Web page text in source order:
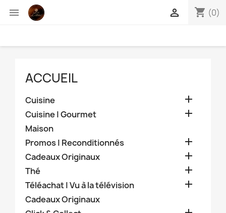
 shopping_cart (0)

ACCUEIL
Cuisine 
Cuisine | Gourmet 
Maison
Promos | Reconditionnés

Cadeaux Originaux 
Thé 
Téléachat | Vu à la télévision 
Cadeaux Originaux